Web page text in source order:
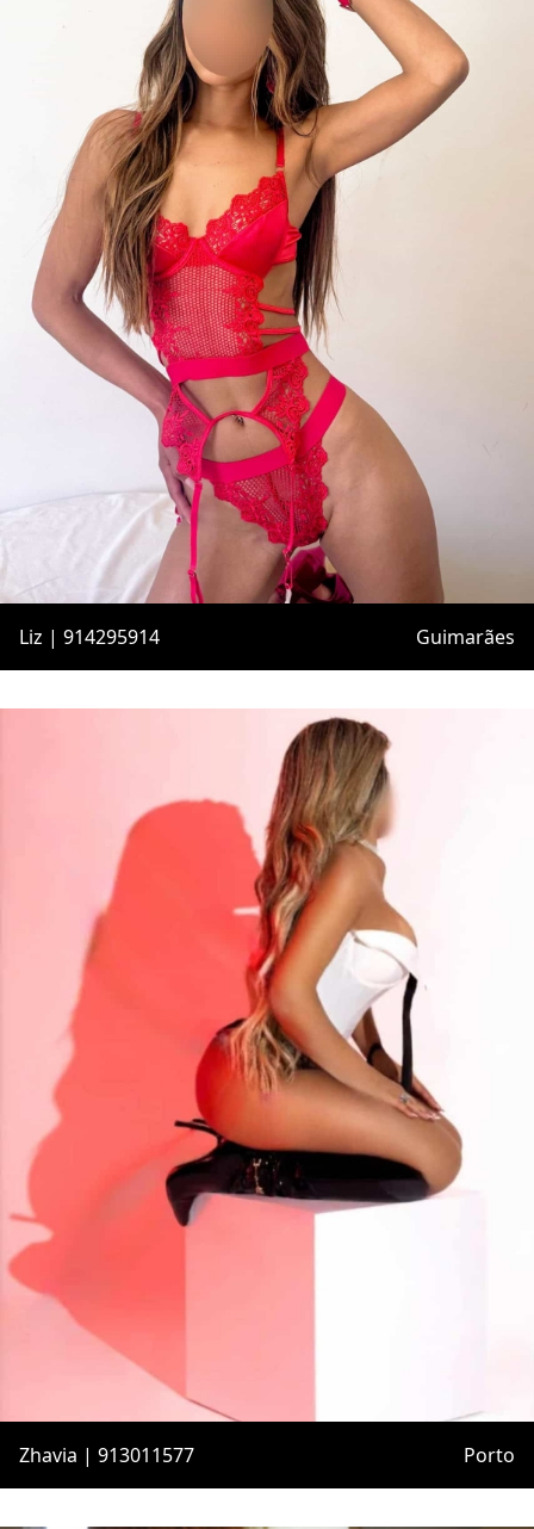
Liz | 914295914 Guimarães
Zhavia | 913011577 Porto